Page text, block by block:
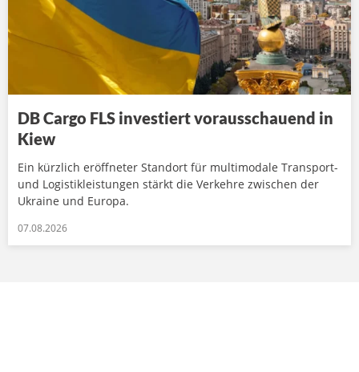
DB Cargo FLS investiert vorausschauend in
Kiew
Ein kürzlich eröffneter Standort für multimodale Transport-
und Logistikleistungen stärkt die Verkehre zwischen der
Ukraine und Europa.
07.08.2026